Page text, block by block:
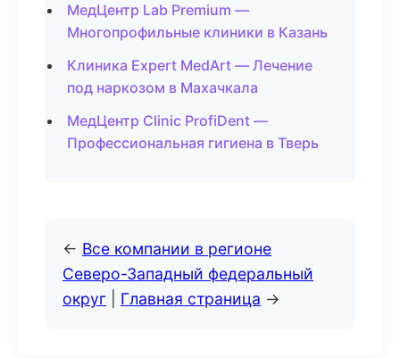
МедЦентр Lab Premium —
Многопрофильные клиники в Казань
Клиника Expert MedArt — Лечение
под наркозом в Махачкала
МедЦентр Clinic ProfiDent —
Профессиональная гигиена в Тверь
← Все компании в регионе
Северо-Западный федеральный
округ
Главная страница →